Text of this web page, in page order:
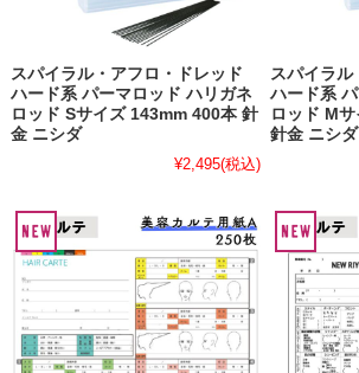
スパイラル・アフロ・ドレッド
ハード系 パーマロッド ハリガネ
ロッド Sサイズ 143mm 400本 針
金 ニシダ
¥2,495(税込)
スパイラル
ハード系
ロッド M
針金 ニシダ